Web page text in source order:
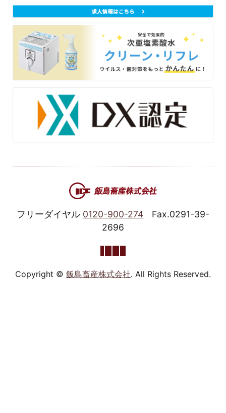
フリーダイヤル 0120-900-274
Fax.0291-39-
2696
Copyright © 飯島畜産株式会社. All Rights Reserved.